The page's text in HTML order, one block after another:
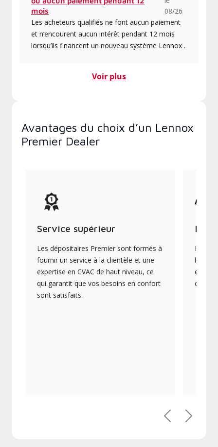
mois
08/26
Les acheteurs qualifiés ne font aucun paiement
et n’encourent aucun intérêt pendant 12 mois
lorsqu’ils financent un nouveau système Lennox .
Voir plus
Avantages du choix d’un Lennox
Premier Dealer
Service supérieur
Les dépositaires Premier sont formés à
fournir un service à la clientèle et une
expertise en CVAC de haut niveau, ce
qui garantit que vos besoins en confort
sont satisfaits.
Ils
les
en
PrécédentSuivant